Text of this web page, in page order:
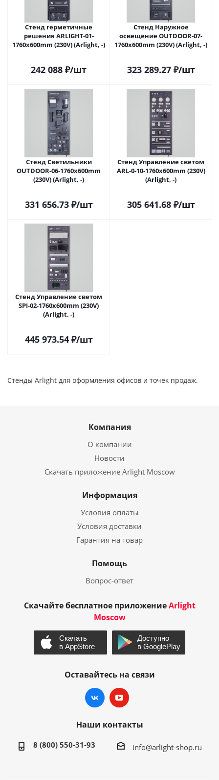
Стенд герметичные
решения ARLIGHT-01-
1760x600mm (230V) (Arlight, -)
242 088 ₽/шт
Стенд Наружное
освещение OUTDOOR-07-
1760x600mm (230V) (Arlight, -)
323 289.27₽/шт
Стенд Светильники
OUTDOOR-06-1760x600mm
(230V) (Arlight, -)
331 656.73₽/шт
Стенд Управление светом
ARL-0-10-1760x600mm (230V)
(Arlight, -)
305 641.68₽/шт
Стенд Управление светом
SPI-02-1760х600mm (230V)
(Arlight, -)
445 973.54₽/шт
Стенды Arlight для оформления офисов и точек продаж.
Компания
О компании
Новости
Скачать приложение Arlight Moscow
Информация
Условия оплаты
Условия доставки
Гарантия на товар
Помощь
Вопрос-ответ
Скачайте бесплатное приложениеArlight
Moscow
Оставайтесь на связи
Наши контакты
8 (800) 550-31-93 info@arlight-shop.ru